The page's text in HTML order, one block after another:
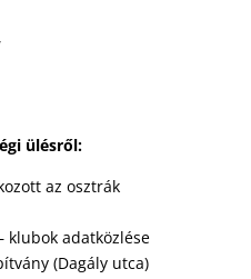
ülésről:
az osztrák
adatközlése
(Dagály utca)